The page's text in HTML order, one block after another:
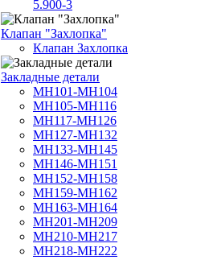
5.900-3
Клапан "Захлопка"
Клапан Захлопка
Закладные детали
МН101-МН104
МН105-МН116
МН117-МН126
МН127-МН132
МН133-МН145
МН146-МН151
МН152-МН158
МН159-МН162
МН163-МН164
МН201-МН209
МН210-МН217
МН218-МН222